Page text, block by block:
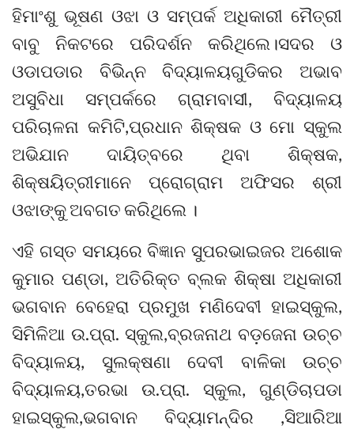
ହିମାଂଶୁ ଭୂଷଣ ଓଝା ଓ ସମ୍ପର୍କ ଅଧିକାରୀ ମୈତ୍ରୀ
ବାବୁ ନିକଟରେ ପରିଦର୍ଶନ କରିଥିଲେ।ସଦର ଓ
ଓଡାପଡାର ବିଭିନ୍ନ ବିଦ୍ୟାଳୟଗୁଡିକର ଅଭାବ
ଅସୁବିଧା ସମ୍ପର୍କରେ ଗ୍ରାମବାସୀ, ବିଦ୍ୟାଳୟ
ପରିଚାଳନା କମିଟି,ପ୍ରଧାନ ଶିକ୍ଷକ ଓ ମୋ ସ୍କୁଲ
ଅଭିଯାନ ଦାୟିତ୍ବରେ ଥିବା ଶିକ୍ଷକ,
ଶିକ୍ଷୟିତ୍ରୀମାନେ ପ୍ରୋଗ୍ରାମ ଅଫିସର ଶ୍ରୀ
ଓଝାଙ୍କୁ ଅବଗତ କରିଥିଲେ ।
ଏହି ଗସ୍ତ ସମୟରେ ବିଜ୍ଞାନ ସୁପରଭାଇଜର ଅଶୋକ
କୁମାର ପଣ୍ଡା, ଅତିରିକ୍ତ ବ୍ଲକ ଶିକ୍ଷା ଅଧିକାରୀ
ଭଗବାନ ବେହେରା ପ୍ରମୁଖ ମଣିଦେବୀ ହାଇସ୍କୁଲ,
ସିମିଳିଆ ଉ.ପ୍ରା. ସ୍କୁଲ,ବ୍ରଜନାଥ ବଡ଼ଜେନା ଉଚ୍ଚ
ବିଦ୍ୟାଳୟ, ସୁଲକ୍ଷଣା ଦେବୀ ବାଳିକା ଉଚ୍ଚ
ବିଦ୍ୟାଳୟ,ତରଭା ଉ.ପ୍ରା. ସ୍କୁଲ, ଗୁଣ୍ଡିଚାପଡା
ହାଇସ୍କୁଲ,ଭଗବାନ ବିଦ୍ୟାମନ୍ଦିର ,ସିଆରିଆ